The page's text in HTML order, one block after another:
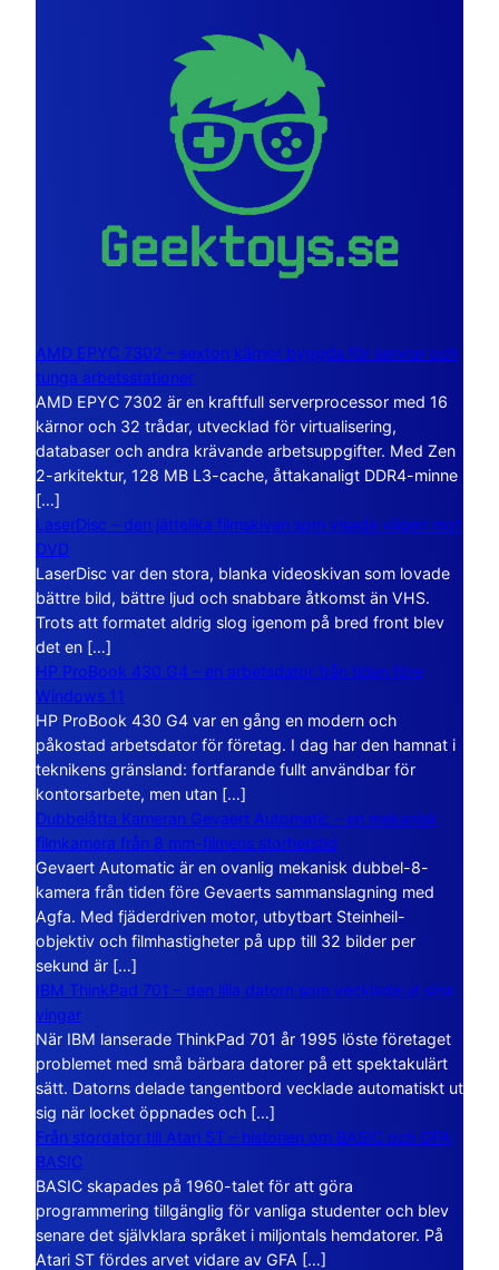
AMD EPYC 7302 – sexton kärnor byggda för servrar och
tunga arbetsstationer
AMD EPYC 7302 är en kraftfull serverprocessor med 16
kärnor och 32 trådar, utvecklad för virtualisering,
databaser och andra krävande arbetsuppgifter. Med Zen
2-arkitektur, 128 MB L3-cache, åttakanaligt DDR4-minne
[…]
LaserDisc – den jättelika filmskivan som visade vägen mot
DVD
LaserDisc var den stora, blanka videoskivan som lovade
bättre bild, bättre ljud och snabbare åtkomst än VHS.
Trots att formatet aldrig slog igenom på bred front blev
det en […]
HP ProBook 430 G4 – en arbetsdator från tiden före
Windows 11
HP ProBook 430 G4 var en gång en modern och
påkostad arbetsdator för företag. I dag har den hamnat i
teknikens gränsland: fortfarande fullt användbar för
kontorsarbete, men utan […]
Dubbelåtta Kameran Gevaert Automatic – en mekanisk
filmkamera från 8 mm-filmens storhetstid
Gevaert Automatic är en ovanlig mekanisk dubbel-8-
kamera från tiden före Gevaerts sammanslagning med
Agfa. Med fjäderdriven motor, utbytbart Steinheil-
objektiv och filmhastigheter på upp till 32 bilder per
sekund är […]
IBM ThinkPad 701 – den lilla datorn som vecklade ut sina
vingar
När IBM lanserade ThinkPad 701 år 1995 löste företaget
problemet med små bärbara datorer på ett spektakulärt
sätt. Datorns delade tangentbord vecklade automatiskt ut
sig när locket öppnades och […]
Från stordator till Atari ST – historien om BASIC och GFA
BASIC
BASIC skapades på 1960-talet för att göra
programmering tillgänglig för vanliga studenter och blev
senare det självklara språket i miljontals hemdatorer. På
Atari ST fördes arvet vidare av GFA […]